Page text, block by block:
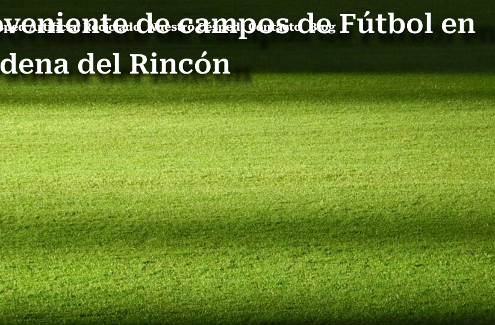
Artificial Reciclado Nuestro Césped Contacto Blog
de campos de Fútbol en
del Rincón